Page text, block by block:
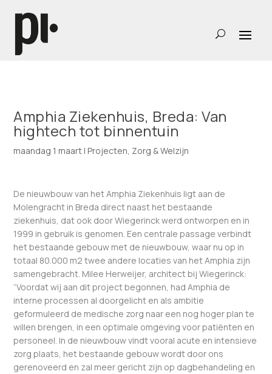
Amphia Ziekenhuis, Breda: Van
hightech tot binnentuin
maandag 1 maart | Projecten, Zorg & Welzijn
De nieuwbouw van het Amphia Ziekenhuis ligt aan de
Molengracht in Breda direct naast het bestaande
ziekenhuis, dat ook door Wiegerinck werd ontworpen en in
1999 in gebruik is genomen. Een centrale passage verbindt
het bestaande gebouw met de nieuwbouw, waar nu op in
totaal 80.000 m2 twee andere locaties van het Amphia zijn
samengebracht. Milee Herweijer, architect bij Wiegerinck:
“Voordat wij aan dit project begonnen, had Amphia de
interne processen al doorgelicht en als ambitie
geformuleerd de medische zorg naar een nog hoger plan te
willen brengen, in een optimale omgeving voor patiënten en
personeel. In de nieuwbouw vindt vooral acute en intensieve
zorg plaats, het bestaande gebouw wordt door ons
gerenoveerd en zal meer gericht zijn op dagbehandeling en